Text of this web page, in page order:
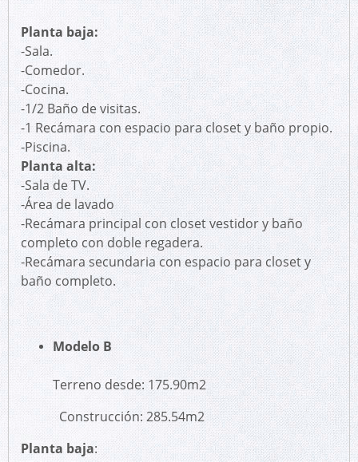
Planta baja:
-Sala.
-Comedor.
-Cocina.
-1/2 Baño de visitas.
-1 Recámara con espacio para closet y baño propio.
-Piscina.
Planta alta:
-Sala de TV.
-Área de lavado
-Recámara principal con closet vestidor y baño
completo con doble regadera.
-Recámara secundaria con espacio para closet y
baño completo.
Modelo B
Terreno desde: 175.90m2
Construcción: 285.54m2
Planta baja: